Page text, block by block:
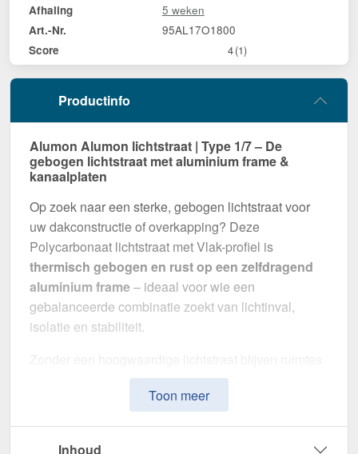
Afhaling 5 weken
Art.-Nr. 95AL17O1800
Score 4(1)
Productinfo
Alumon Alumon lichtstraat | Type 1/7 – De
gebogen lichtstraat met aluminium frame &
kanaalplaten
Op zoek naar een sterke, gebogen lichtstraat voor
uw dakconstructie of overkapping? Deze
Polycarbonaat lichtstraat met Vlak-profiel is
thermisch gebogen en rust op een zelfdragend
aluminium frame– ideaal voor wie een
gebalanceerde combinatie zoekt van lichtinval,
isolatie en stabiliteit.
donker en gevoelig voor vochtproblemen. Dit
systeem is speciaal ontwikkeld om
Toon meer
Inhoud